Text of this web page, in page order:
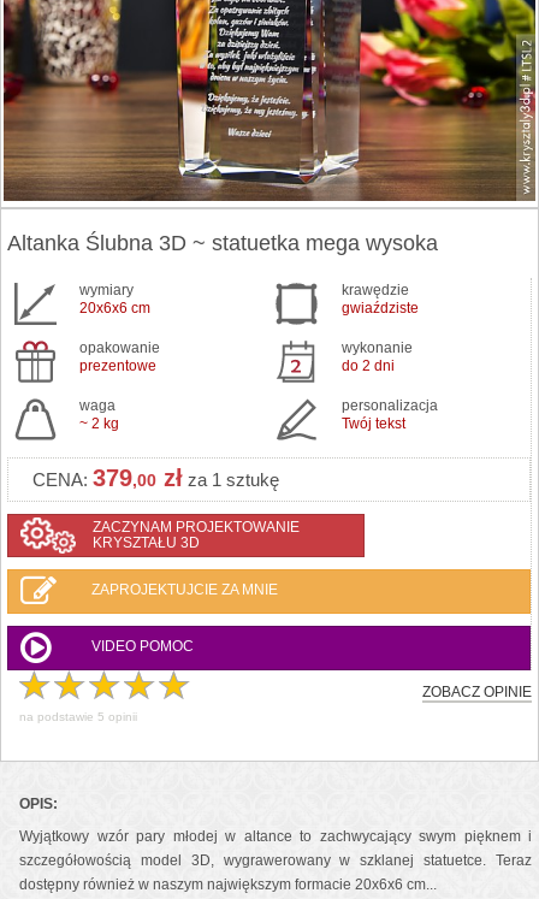
Altanka Ślubna 3D ~ statuetka mega wysoka
wymiary
20x6x6 cm
krawędzie
gwiaździste
opakowanie
prezentowe
wykonanie
do 2 dni
waga
~ 2 kg
personalizacja
Twój tekst
CENA: 379,00 zł za 1 sztukę
ZACZYNAM PROJEKTOWANIE
KRYSZTAŁU 3D
ZAPROJEKTUJCIE ZA MNIE
VIDEO POMOC
ZOBACZ OPINIE
na podstawie 5 opinii
OPIS:
Wyjątkowy wzór pary młodej w altance to zachwycający swym pięknem i
szczegółowością model 3D, wygrawerowany w szklanej statuetce. Teraz
dostępny również w naszym największym formacie 20x6x6 cm...